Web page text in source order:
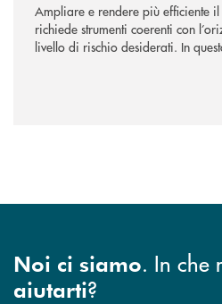
Ampliare e rendere più efficiente
richiede strumenti coerenti con
livello di rischio desiderati. In
soluzioni tra loro complementari,
Noi ci siamo. In che
aiutarti?